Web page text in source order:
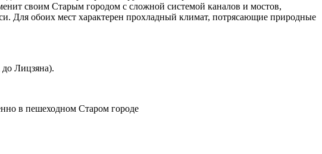
своим Старым городом с сложной системой каналов и мостов,
Для обоих мест характерен прохладный климат, потрясающие природные
Лицзяна).
в пешеходном Старом городе